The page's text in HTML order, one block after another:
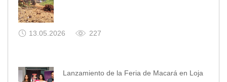
13.05.2026 227
Lanzamiento de la Feria de Macará en Loja